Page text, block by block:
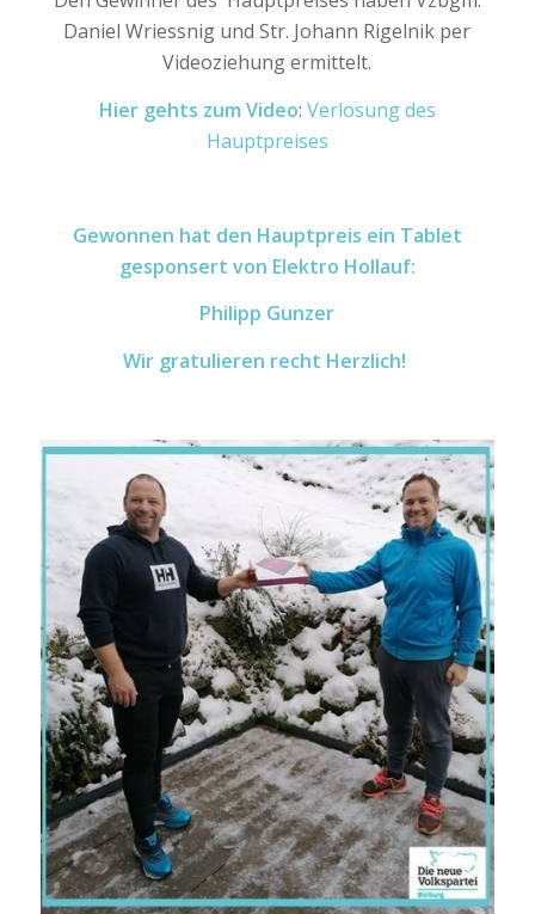
Daniel Wriessnig und Str. Johann Rigelnik per
Videoziehung ermittelt.
Hier gehts zum Video: Verlosung des
Hauptpreises
Gewonnen hat den Hauptpreis ein Tablet
gesponsert von Elektro Hollauf:
Philipp Gunzer
Wir gratulieren recht Herzlich!